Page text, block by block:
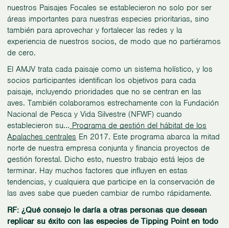
nuestros Paisajes Focales se establecieron no solo por ser
áreas importantes para nuestras especies prioritarias, sino
también para aprovechar y fortalecer las redes y la
experiencia de nuestros socios, de modo que no partiéramos
de cero.
El AMJV trata cada paisaje como un sistema holístico, y los
socios participantes identifican los objetivos para cada
paisaje, incluyendo prioridades que no se centran en las
aves. También colaboramos estrechamente con la Fundación
Nacional de Pesca y Vida Silvestre (NFWF) cuando
establecieron su... Programa de gestión del hábitat de los
Apalaches centrales En 2017. Este programa abarca la mitad
norte de nuestra empresa conjunta y financia proyectos de
gestión forestal. Dicho esto, nuestro trabajo está lejos de
terminar. Hay muchos factores que influyen en estas
tendencias, y cualquiera que participe en la conservación de
las aves sabe que pueden cambiar de rumbo rápidamente.
RF: ¿Qué consejo le daría a otras personas que desean
replicar su éxito con las especies de Tipping Point en todo